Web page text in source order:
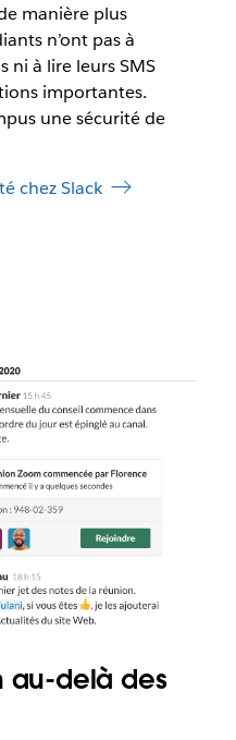
manière plus
n’ont pas à
ni à lire leurs SMS
importantes.
une sécurité de
chez Slack
au-delà des